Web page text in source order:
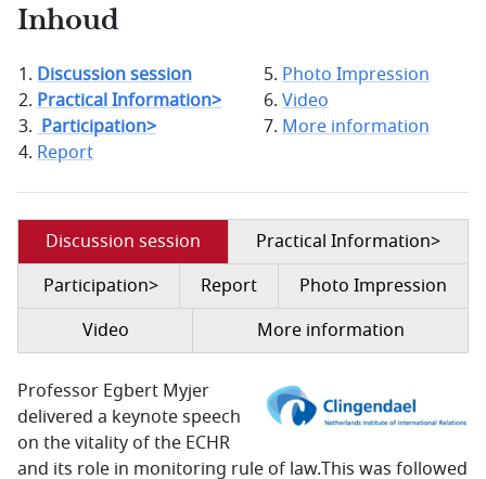
Inhoud
Discussion session
Practical Information>
Participation>
Report
Photo Impression
Video
More information
Discussion session
Practical Information>
Participation>
Report
Photo Impression
Video
More information
Professor Egbert Myjer
delivered a keynote speech
on the vitality of the ECHR
and its role in monitoring rule of law.This was followed